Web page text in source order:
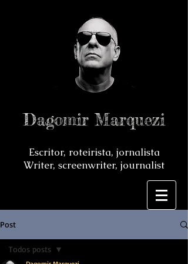
Dagomir Marquezi
Escritor, roteirista, jornalista
Writer, screenwriter, journalist
Post
Todos posts